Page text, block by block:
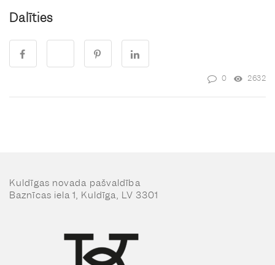
Dalīties
0 2632
Kuldīgas novada pašvaldība
Baznīcas iela 1, Kuldīga, LV 3301